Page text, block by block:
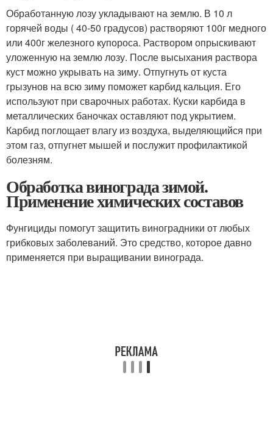
Обработанную лозу укладывают на землю. В 10 л
горячей воды ( 40-50 градусов) растворяют 100г медного
или 400г железного купороса. Раствором опрыскивают
уложенную на землю лозу. После высыхания раствора
куст можно укрывать на зиму. Отпугнуть от куста
грызунов на всю зиму поможет карбид кальция. Его
используют при сварочных работах. Куски карбида в
металлических баночках оставляют под укрытием.
Карбид поглощает влагу из воздуха, выделяющийся при
этом газ, отпугнет мышей и послужит профилактикой
болезням.
Обработка винограда зимой.
Применение химических составов
Фунгициды помогут защитить виноградники от любых
грибковых заболеваний. Это средство, которое давно
применяется при выращивании винограда.